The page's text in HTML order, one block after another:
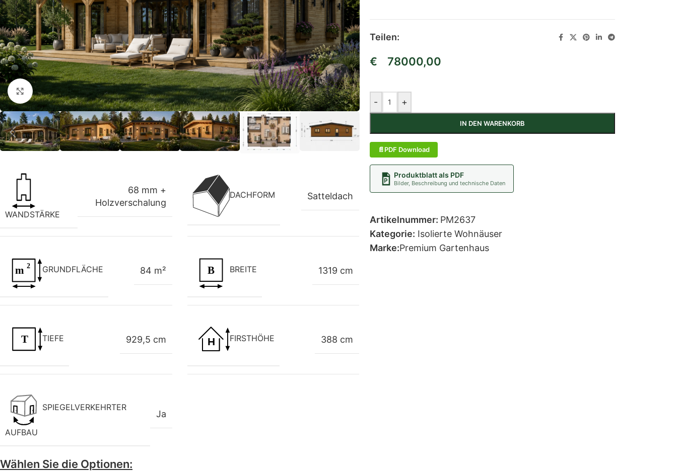
Klick zum Vergrößern
WANDSTÄRKE
68 mm +
Holzverschalung
DACHFORM Satteldach
GRUNDFLÄCHE 84 m² BREITE 1319 cm
TIEFE 929,5 cm FIRSTHÖHE 388 cm
SPIEGELVERKEHRTER
AUFBAU
Ja
Teilen:
€ 78000,00
- +
IN DEN WARENKORB
PDF Download
Produktblatt als PDF
Bilder, Beschreibung und technische Daten
Artikelnummer: PM2637
Kategorie: Isolierte Wohnäuser
Marke:Premium Gartenhaus
Wählen Sie die Optionen: